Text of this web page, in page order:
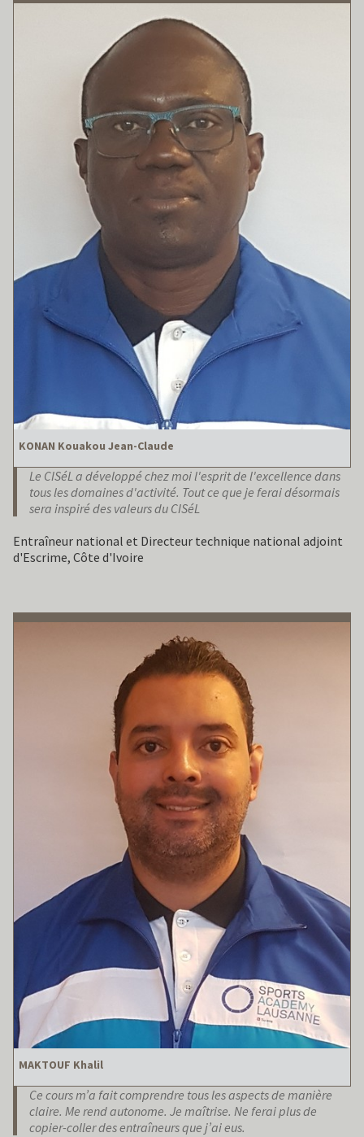
KONAN Kouakou Jean-Claude
Le CISéL a développé chez moi l'esprit de l'excellence dans
tous les domaines d'activité. Tout ce que je ferai désormais
sera inspiré des valeurs du CISéL
Entraîneur national et Directeur technique national adjoint
d'Escrime, Côte d'Ivoire
MAKTOUF Khalil
Ce cours m’a fait comprendre tous les aspects de manière
claire. Me rend autonome. Je maîtrise. Ne ferai plus de
copier-coller des entraîneurs que j’ai eus.